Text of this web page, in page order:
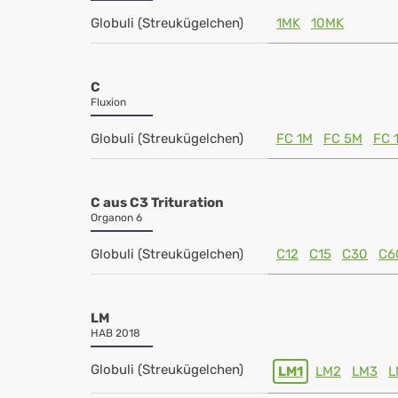
Globuli (Streukügelchen) 1MK 10MK
C
Fluxion
Globuli (Streukügelchen) FC 1M FC 5M FC
C aus C3 Trituration
Organon 6
Globuli (Streukügelchen) C12 C15 C30
LM
HAB 2018
Globuli (Streukügelchen) LM1 LM2 LM3